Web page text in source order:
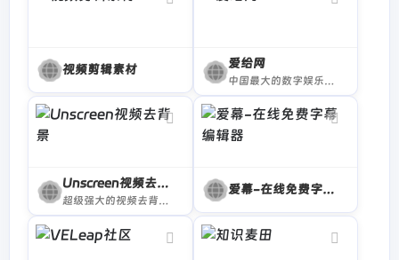
视频剪辑素材 爱给网
中国最大的数字娱乐免费素材下载网站,免费提供免费的音效配乐|3D模型|视频|游戏素材资源下载。
Unscreen视频去背景
超级强大的视频去背景神器！不用绿幕直接在线抠，支持mp4、 webm 、 mov 、 gif 等常见格式
爱幕-在线免费字幕编辑器